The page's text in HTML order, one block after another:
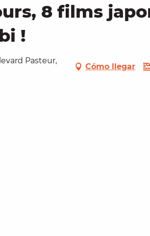
8 films
!
Pasteur,
Cómo llegar